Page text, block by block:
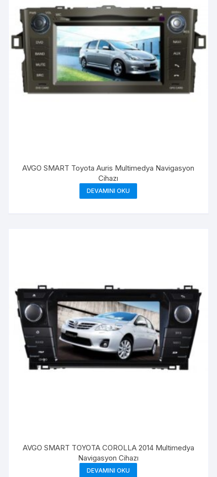
AVGO SMART Toyota Auris Multimedya Navigasyon
Cihazı
DEVAMINI OKU
AVGO SMART TOYOTA COROLLA 2014 Multimedya
Navigasyon Cihazı
DEVAMINI OKU